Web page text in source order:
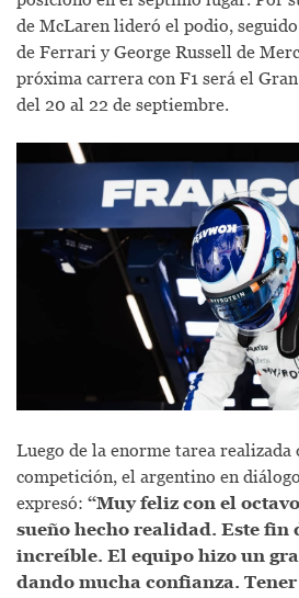
de McLaren lideró el podio,
de Ferrari y George Russell de
próxima carrera con F1 será el
del 20 al 22 de septiembre.
Luego de la enorme tarea realizada
competición, el argentino en
expresó: “Muy feliz con el
sueño hecho realidad. Este fin
increíble. El equipo hizo un
dando mucha confianza.